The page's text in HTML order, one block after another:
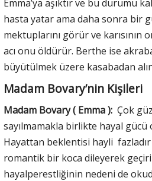
Emma’ya aşıktır ve bu durumu
hasta yatar ama daha sonra bir
mektuplarını görür ve karısının
acı onu öldürür. Berthe ise
büyütülmek üzere kasabadan
Madam Bovary’nin Kişileri
Madam Bovary ( Emma ): Çok
sayılmamakla birlikte hayal gücü
Hayattan beklentisi hayli
romantik bir koca dileyerek
hayalperestliğinin nedeni de